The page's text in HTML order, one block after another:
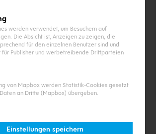
werden verwendet, um Besuchern auf
Die Absicht ist, Anzeigen zu zeigen, die
für den einzelnen Benutzer sind und
Publisher und werbetreibende Drittparteien
von Mapbox werden Statistik-Cookies gesetzt
an Dritte (Mapbox) übergeben.
Einstellungen speichern